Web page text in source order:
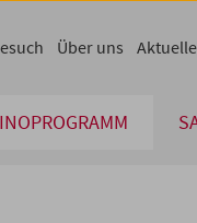
Über uns